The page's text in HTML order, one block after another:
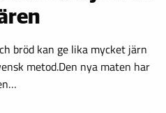
bröd kan ge lika mycket järn
metod.Den nya maten har